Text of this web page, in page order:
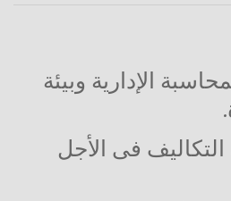
الإدارية وبيئة
فى الأجل